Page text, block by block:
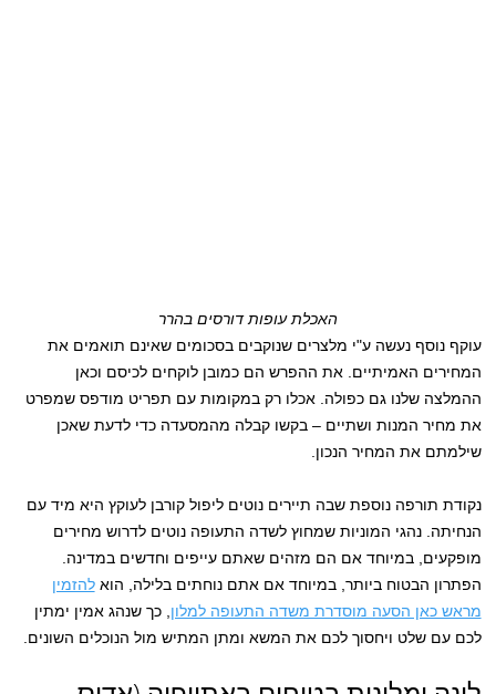
האכלת עופות דורסים בהרר
עוקף נוסף נעשה ע"י מלצרים שנוקבים בסכומים שאינם תואמים את
המחירים האמיתיים. את ההפרש הם כמובן לוקחים לכיסם וכאן
ההמלצה שלנו גם כפולה. אכלו רק במקומות עם תפריט מודפס שמפרט
את מחיר המנות ושתיים – בקשו קבלה מהמסעדה כדי לדעת שאכן
שילמתם את המחיר הנכון.
נקודת תורפה נוספת שבה תיירים נוטים ליפול קורבן לעוקץ היא מיד עם
הנחיתה. נהגי המוניות שמחוץ לשדה התעופה נוטים לדרוש מחירים
מופקעים, במיוחד אם הם מזהים שאתם עייפים וחדשים במדינה.
הפתרון הבטוח ביותר, במיוחד אם אתם נוחתים בלילה, הואלהזמין
מראש כאן הסעה מוסדרת משדה התעופה למלון, כך שנהג אמין ימתין
לכם עם שלט ויחסוך לכם את המשא ומתן המתיש מול הנוכלים השונים.